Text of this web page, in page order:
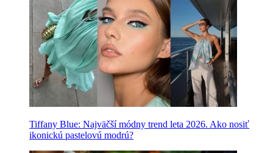
Tiffany Blue: Najväčší módny trend leta 2026. Ako nosiť
ikonickú pastelovú modrú?